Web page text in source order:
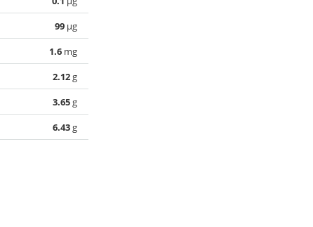
99 µg
1.6 mg
2.12g
3.65g
6.43g